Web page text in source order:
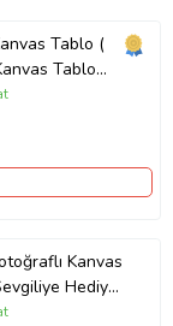
Tablo (
Tablo
Kanvas
Hediye,